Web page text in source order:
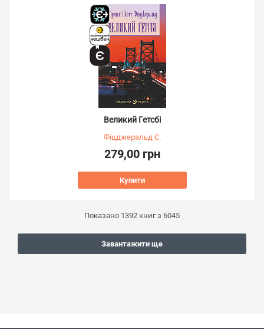
Великий Гетсбі
Фіцджеральд С.
279,00 грн
Купити
Показано 1392 книг з 6045
Завантажити ще